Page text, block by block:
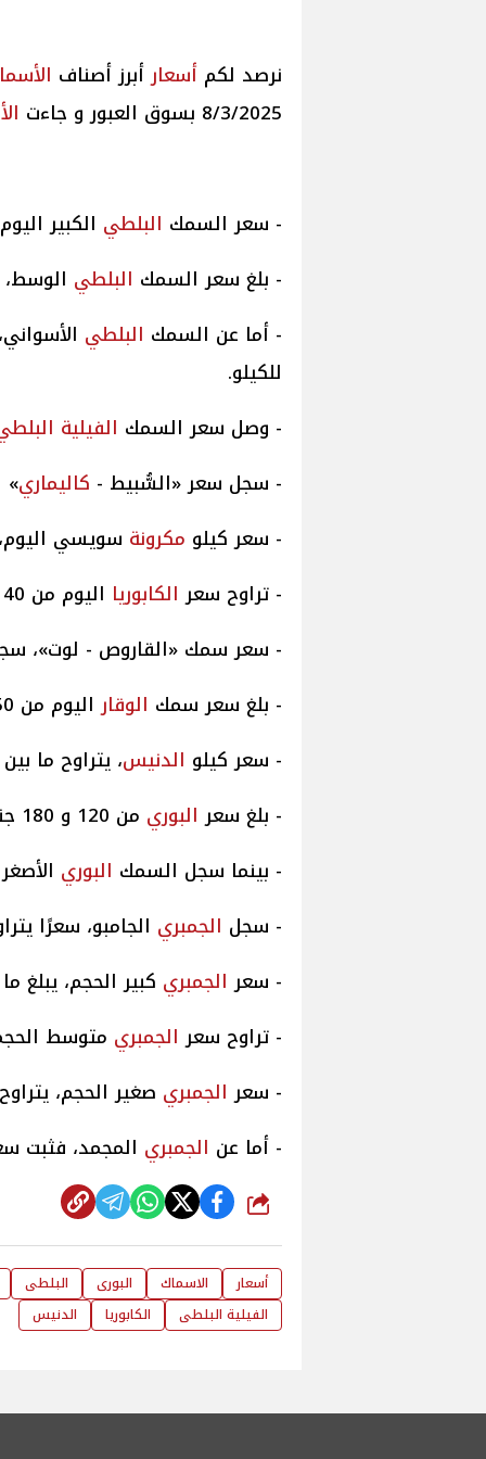
أسعارأبرز أصناف
8/3/2025 بسوق العبور و جاءت
- سعر السمك البلطي الكبير اليوم،
- بلغ سعر السمك البلطي الوسط، ما بين 67
- أما عن السمك البلطي
للكيلو.
- وصل سعر السمك الفيلية
- سجل سعر «السُّبيط - كاليماري»
- سعر كيلو مكرونة سويسي اليوم،
- تراوح سعر الكابوريا اليوم من 40 إلى 150 جنيهًا.
- سعر سمك «القاروص - لوت»، سجل من 150 إلى
- بلغ سعر سمك الوقاراليوم من 150 إلى 350 جنيهًا.
- سعر كيلو الدنيس، يتراوح ما بين 90 و 260
- بلغ سعر البوري من 120 و 180 جنيهًا.
- بينما سجل السمك البوري الأصغر
- سجل الجمبري الجامبو، سعرًا يتراوح بين 580
- سعر الجمبري كبير الحجم، يبلغ ما بين 510 و 570
- تراوح سعر الجمبري متوسط الحجم، ما بين
- سعر الجمبري صغير الحجم، يتراوح ما بين 160 و
- أما عن الجمبري المجمد، فثبت سعره ما بين
شارك
أسعار الاسماك البورى
البلطى
الفيلية البلطى
الكابوريا الدنيس